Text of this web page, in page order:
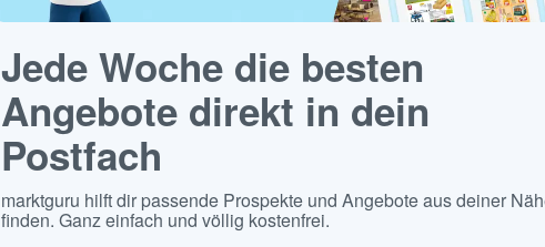
Jede Woche die besten
Angebote direkt in dein
Postfach
marktguru hilft dir passende Prospekte und Angebote aus deiner
finden. Ganz einfach und völlig kostenfrei.